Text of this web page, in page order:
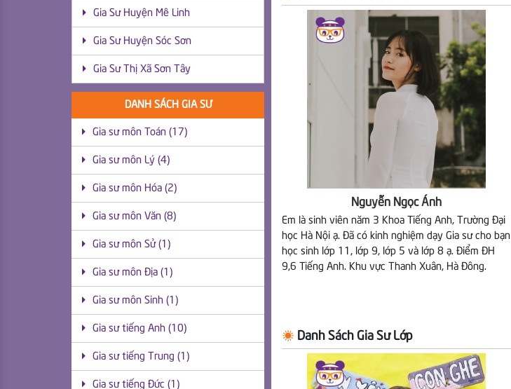
Nguyễn Ngọc Ánh
Em là sinh viên năm 3 Khoa Tiếng Anh, Trường Đại
học Hà Nội ạ. Đã có kinh nghiệm dạy Gia sư cho bạn
học sinh lớp 11, lớp 9, lớp 5 và lớp 8 ạ. Điểm ĐH
9,6 Tiếng Anh. Khu vực Thanh Xuân, Hà Đông.
Danh Sách Gia Sư Lớp
Gia Sư Huyện Mê Linh
Gia Sư Huyện Sóc Sơn
Gia Sư Thị Xã Sơn Tây
DANH SÁCH GIA SƯ
Gia sư môn Toán (17)
Gia sư môn Lý (4)
Gia sư môn Hóa (2)
Gia sư môn Văn (8)
Gia sư môn Sử (1)
Gia sư môn Địa (1)
Gia sư môn Sinh (1)
Gia sư tiếng Anh (10)
Gia sư tiếng Trung (1)
Gia sư tiếng Đức (1)